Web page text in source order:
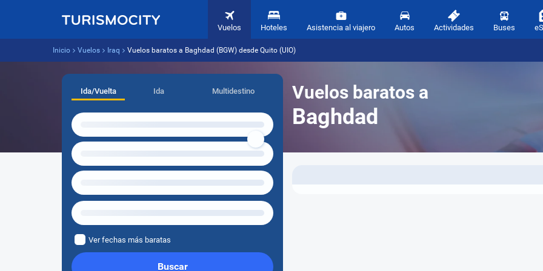
Vuelos Hoteles Asistencia al viajero Autos Actividades Buses
Inicio Vuelos Iraq Vuelos baratos a Baghdad (BGW) desde Quito (UIO)
Vuelos baratos a
Baghdad
Ida/Vuelta Ida Multidestino
Ver fechas más baratas
Buscar